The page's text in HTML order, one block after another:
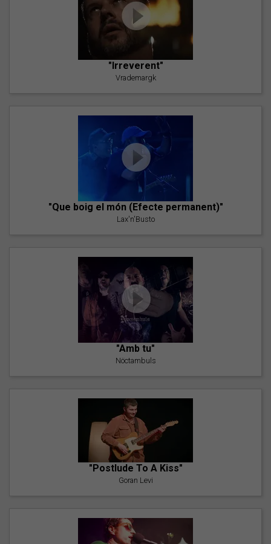
"Irreverent"
Vrademargk
"Que boig el món (Efecte permanent)"
Lax'n'Busto
"Amb tu"
Nöctambuls
"Postlude To A Kiss"
Goran Levi